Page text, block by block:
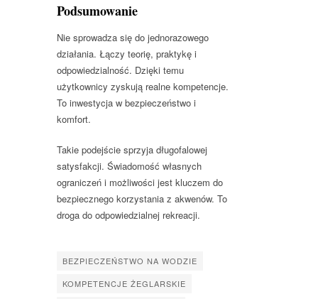
Podsumowanie
Nie sprowadza się do jednorazowego
działania. Łączy teorię, praktykę i
odpowiedzialność. Dzięki temu
użytkownicy zyskują realne kompetencje.
To inwestycja w bezpieczeństwo i
komfort.
Takie podejście sprzyja długofalowej
satysfakcji. Świadomość własnych
ograniczeń i możliwości jest kluczem do
bezpiecznego korzystania z akwenów. To
droga do odpowiedzialnej rekreacji.
BEZPIECZEŃSTWO NA WODZIE
KOMPETENCJE ŻEGLARSKIE